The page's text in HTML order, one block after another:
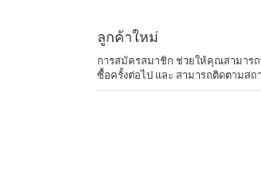
ลูกค้าใหม่
การสมัครสมาชิก ช่วยให้คุณสามารถ
ซื้อครั้งต่อไป และ สามารถติดตามสถ